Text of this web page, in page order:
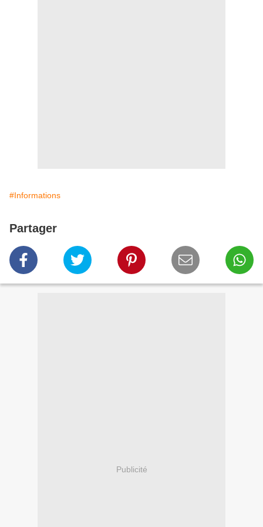
#Informations
Partager
Publicité